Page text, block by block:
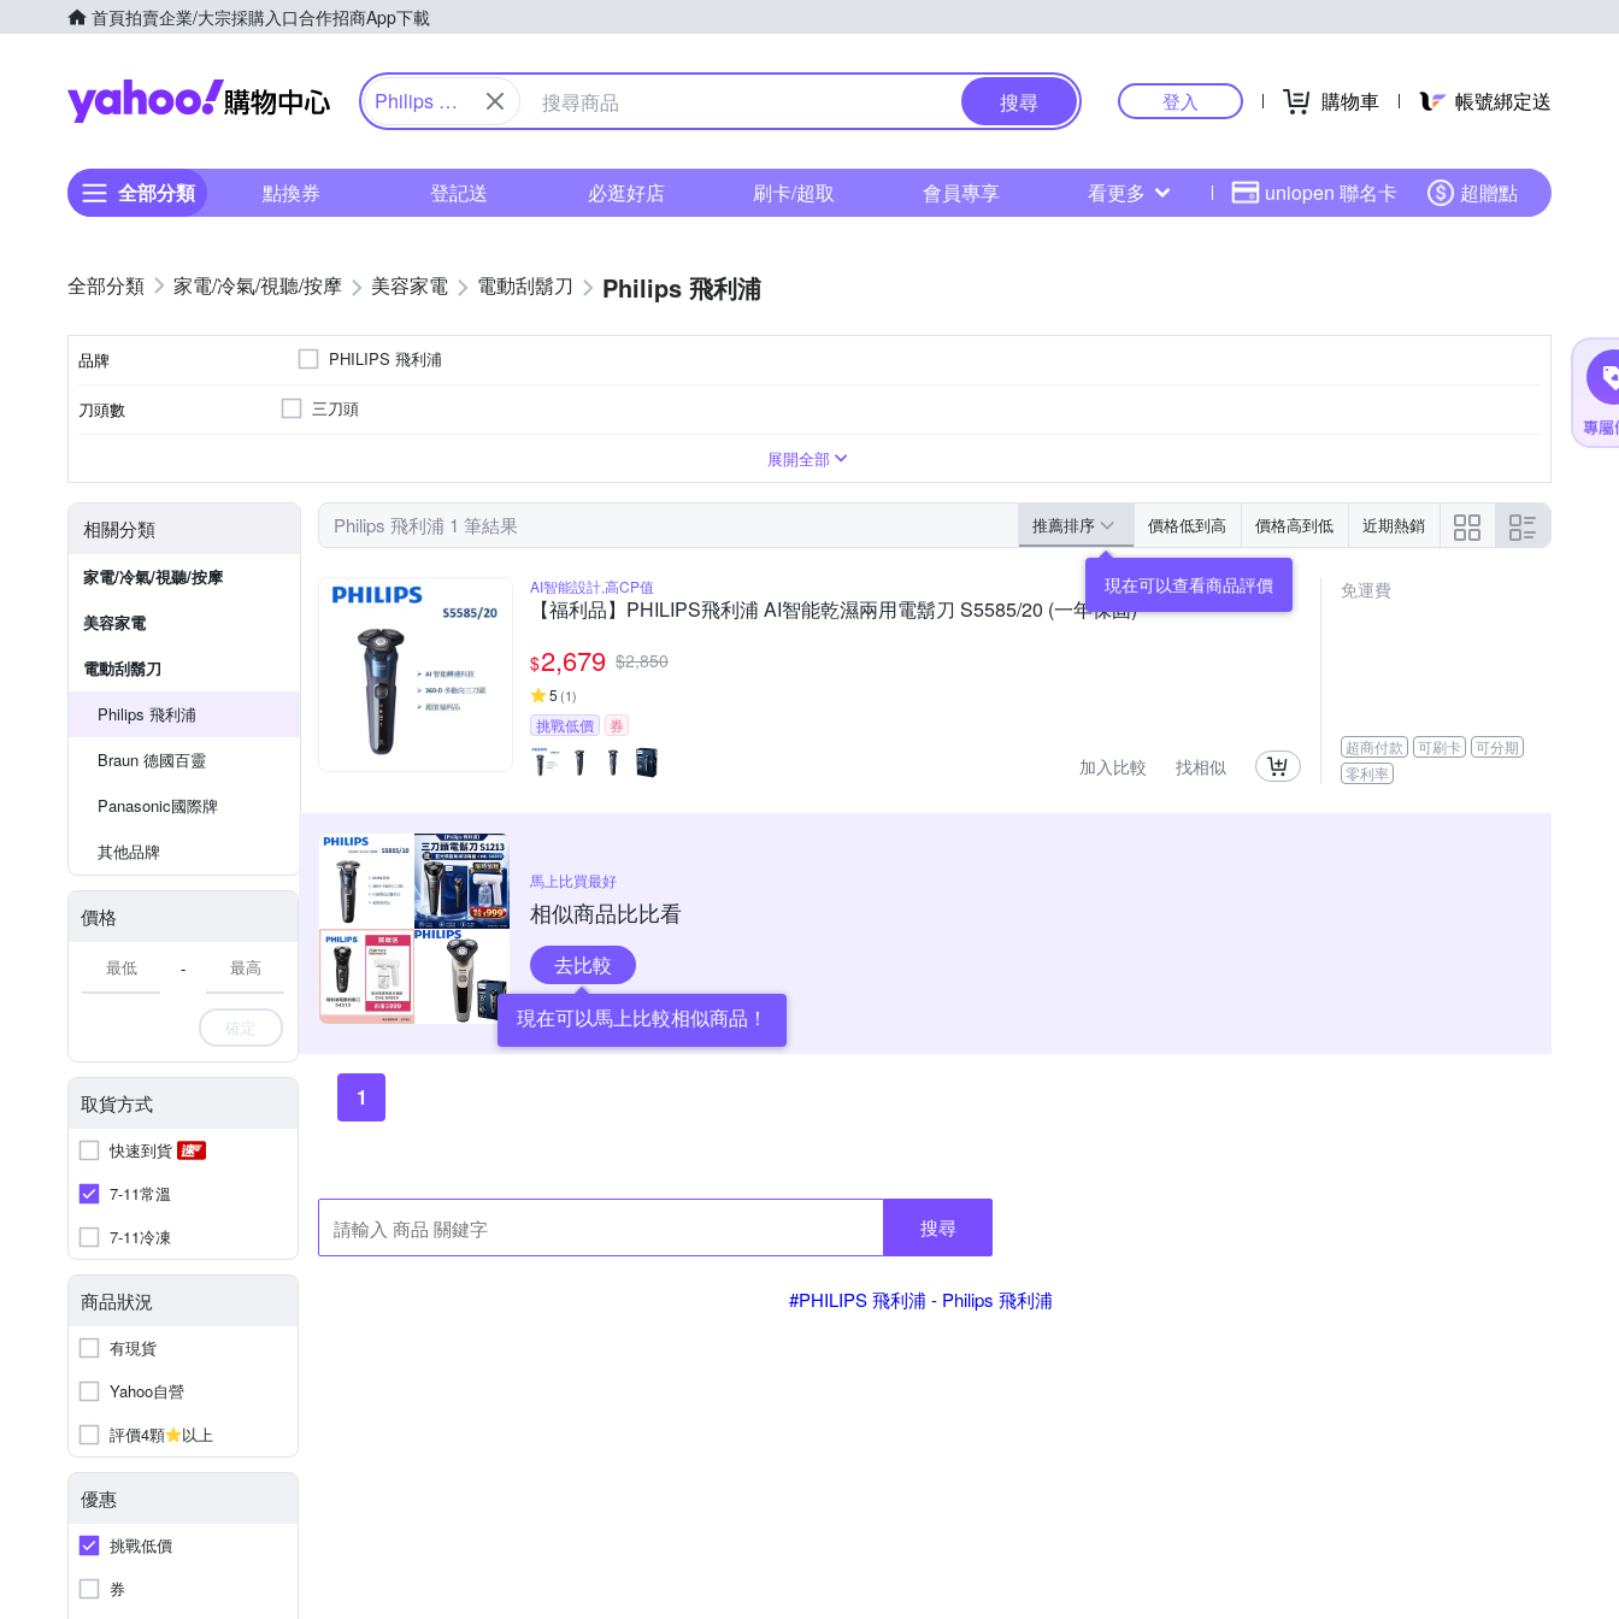
首頁拍賣企業/大宗採購入口合作招商App下載
Yahoo購物中心
Philips 飛
搜尋 登入 購物車 帳號綁定送
全部分類 點換券 登記送 必逛好店 刷卡/超取 會員專享 看更多 uniopen 聯名卡 超贈點
家電/冷氣/視聽/按摩 美容家電 電動刮鬍刀 Philips 飛利浦
品牌 PHILIPS 飛利浦
刀頭數 三刀頭
展開全部
相關分類
家電/冷氣/視聽/按摩
美容家電
電動刮鬍刀
Philips 飛利浦
Braun 德國百靈
Panasonic國際牌
其他品牌
價格
-
確定
取貨方式
快速到貨
7-11常溫
7-11冷凍
商品狀況
有現貨
Yahoo自營
評價4顆
以上
優惠
挑戰低價
券
Philips 飛利浦 1 筆結果 推薦排序 價格低到高 價格高到低 近期熱銷
現在可以查看商品評價
AI智能設計,高CP值
【福利品】PHILIPS飛利浦 AI智能乾濕兩用電鬍刀 S5585/20 (一年保固)
$2,679 $2,850
5 (1)
挑戰低價 券
加入比較 找相似
免運費
超商付款 可刷卡
可分期
零利率
馬上比買最好
相似商品比比看
去比較
現在可以馬上比較相似商品！
1
搜尋
#PHILIPS 飛利浦 - Philips 飛利浦